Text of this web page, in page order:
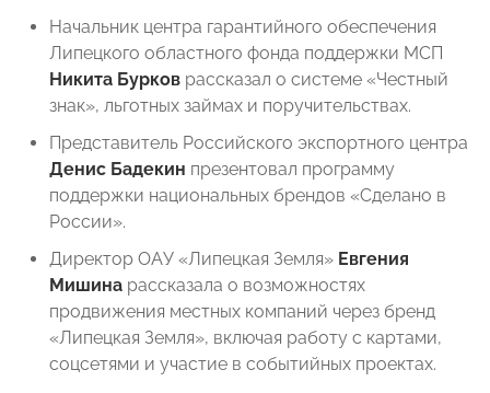
Начальник центра гарантийного обеспечения
Липецкого областного фонда поддержки МСП
Никита Бурков рассказал о системе «Честный
знак», льготных займах и поручительствах.
Представитель Российского экспортного центра
Денис Бадекин презентовал программу
поддержки национальных брендов «Сделано в
России».
Директор ОАУ «Липецкая Земля» Евгения
Мишина рассказала о возможностях
продвижения местных компаний через бренд
«Липецкая Земля», включая работу с картами,
соцсетями и участие в событийных проектах.